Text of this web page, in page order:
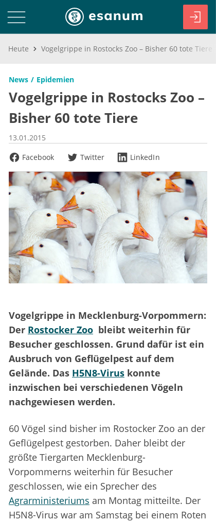
Heute Vogelgrippe in Rostocks Zoo – Bisher 60 tote Tiere
News Epidemien
Vogelgrippe in Rostocks Zoo –
Bisher 60 tote Tiere
13.01.2015
Facebook
Twitter LinkedIn
Vogelgrippe in Mecklenburg-Vorpommern:
Der Rostocker Zoo bleibt weiterhin für
Besucher geschlossen. Grund dafür ist ein
Ausbruch von Geflügelpest auf dem
Gelände. Das H5N8-Virus konnte
inzwischen bei verschiedenen Vögeln
nachgewiesen werden.
60 Vögel sind bisher im Rostocker Zoo an der
Geflügelpest gestorben. Daher bleibt der
größte Tiergarten Mecklenburg-
Vorpommerns weiterhin für Besucher
geschlossen, wie ein Sprecher des
Agrarministeriums am Montag mitteilte. Der
H5N8-Virus war am Samstag bei einem Roten